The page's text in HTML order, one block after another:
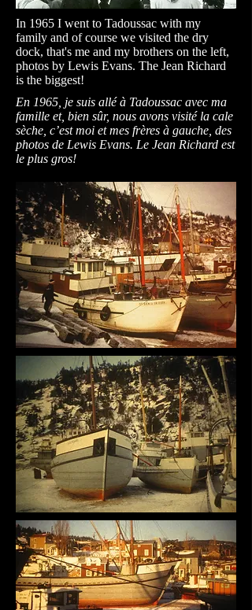
In 1965 I went to Tadoussac with my
family and of course we visited the dry
dock, that's me and my brothers on the left,
photos by Lewis Evans. The Jean Richard
is the biggest!
En 1965, je suis allé à Tadoussac avec ma
famille et, bien sûr, nous avons visité la cale
sèche, c’est moi et mes frères à gauche, des
photos de Lewis Evans. Le Jean Richard est
le plus gros!